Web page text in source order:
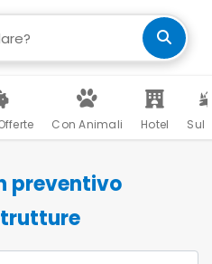
Con Animali Hotel Sul
preventivo